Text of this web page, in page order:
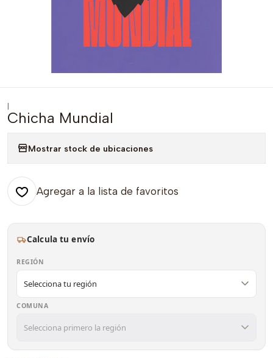
|
Chicha Mundial
Mostrar stock de ubicaciones
Agregar a la lista de favoritos
Calcula tu envío
REGIÓN
COMUNA